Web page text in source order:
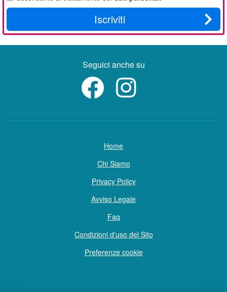
Iscriviti
Seguici anche su
Home
Chi Siamo
Privacy Policy
Avviso Legale
Faq
Condizioni d'uso del Sito
Preferenze cookie